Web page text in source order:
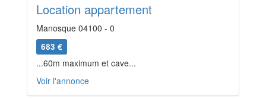
Location appartement
Manosque 04100 - 0
683 €
...60m maximum et cave...
Voir l'annonce